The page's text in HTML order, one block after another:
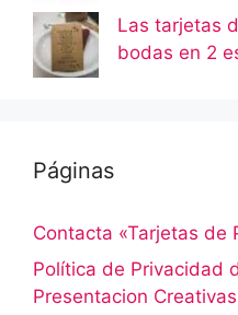
Las tarjetas
bodas en 2
Páginas
Contacta «Tarjetas de
Política de Privacidad
Presentacion